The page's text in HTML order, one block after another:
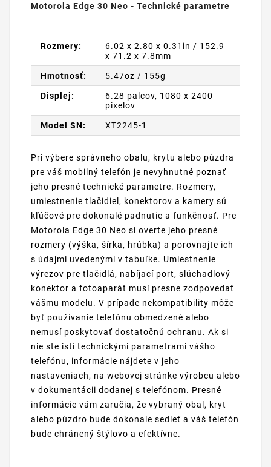
Motorola Edge 30 Neo - Technické parametre
Rozmery:
6.02 x 2.80 x 0.31in / 152.9
x 71.2 x 7.8mm
Hmotnosť: 5.47oz / 155g
Displej:
6.28 palcov, 1080 x 2400
pixelov
Model SN: XT2245-1
Pri výbere správneho obalu, krytu alebo púzdra
pre váš mobilný telefón je nevyhnutné poznať
jeho presné technické parametre. Rozmery,
umiestnenie tlačidiel, konektorov a kamery sú
kľúčové pre dokonalé padnutie a funkčnosť. Pre
Motorola Edge 30 Neo si overte jeho presné
rozmery (výška, šírka, hrúbka) a porovnajte ich
s údajmi uvedenými v tabuľke. Umiestnenie
výrezov pre tlačidlá, nabíjací port, slúchadlový
konektor a fotoaparát musí presne zodpovedať
vášmu modelu. V prípade nekompatibility môže
byť používanie telefónu obmedzené alebo
nemusí poskytovať dostatočnú ochranu. Ak si
nie ste istí technickými parametrami vášho
telefónu, informácie nájdete v jeho
nastaveniach, na webovej stránke výrobcu alebo
v dokumentácii dodanej s telefónom. Presné
informácie vám zaručia, že vybraný obal, kryt
alebo púzdro bude dokonale sedieť a váš telefón
bude chránený štýlovo a efektívne.